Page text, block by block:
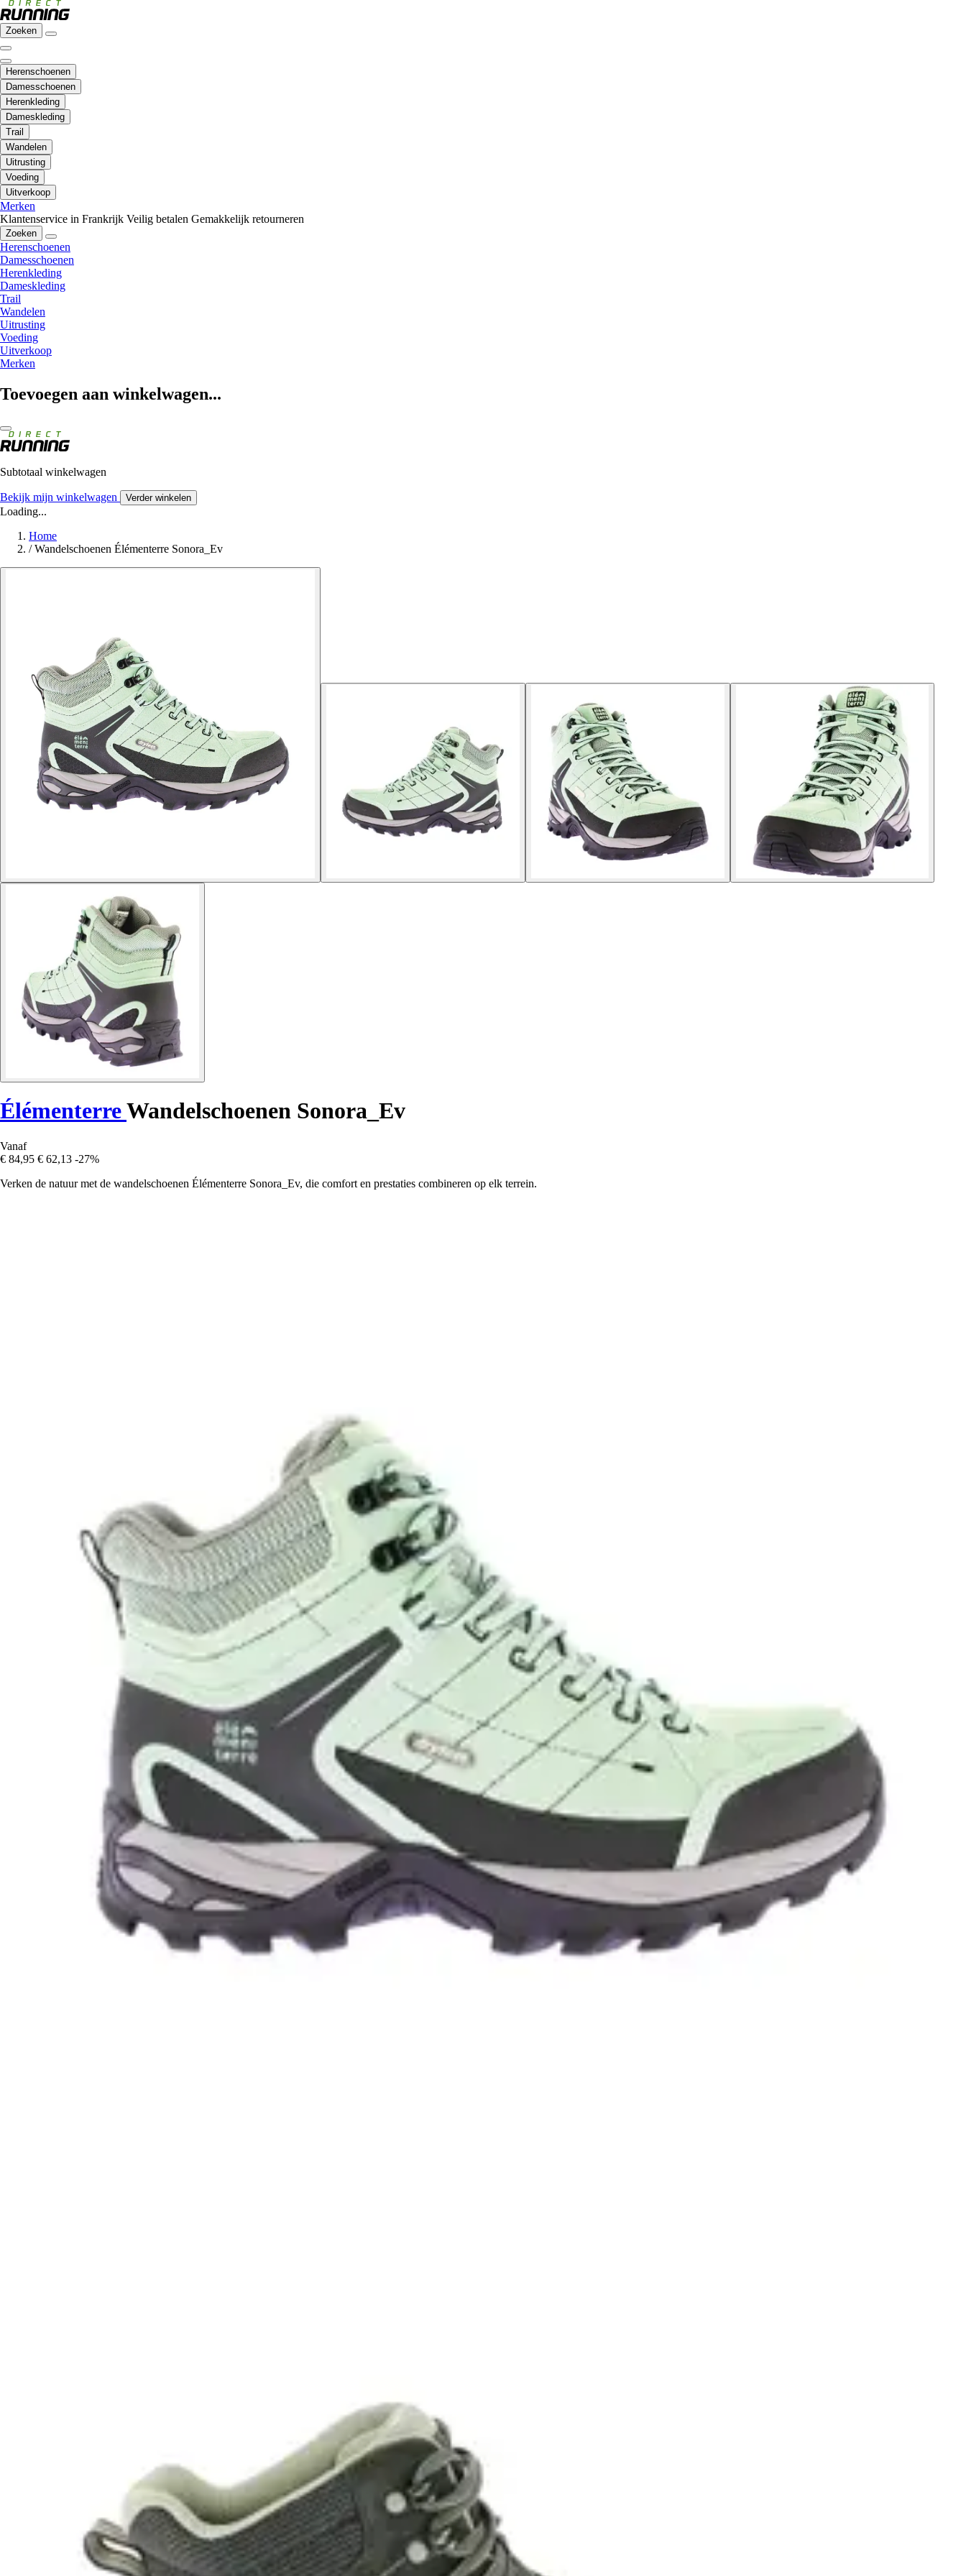
Zoeken
Herenschoenen
Damesschoenen
Herenkleding
Dameskleding
Trail
Wandelen
Uitrusting
Voeding
Uitverkoop
Merken
Klantenservice in Frankrijk Veilig betalen Gemakkelijk retourneren
Zoeken
Herenschoenen
Damesschoenen
Herenkleding
Dameskleding
Trail
Wandelen
Uitrusting
Voeding
Uitverkoop
Merken
Toevoegen aan winkelwagen...
Subtotaal winkelwagen
Bekijk mijn winkelwagen Verder winkelen
Loading...
Home
/ Wandelschoenen Élémenterre Sonora_Ev
ÉlémenterreWandelschoenen Sonora_Ev
Vanaf
€ 84,95 € 62,13 -27%
Verken de natuur met de wandelschoenen Élémenterre Sonora_Ev, die comfort en prestaties combineren op elk terrein.